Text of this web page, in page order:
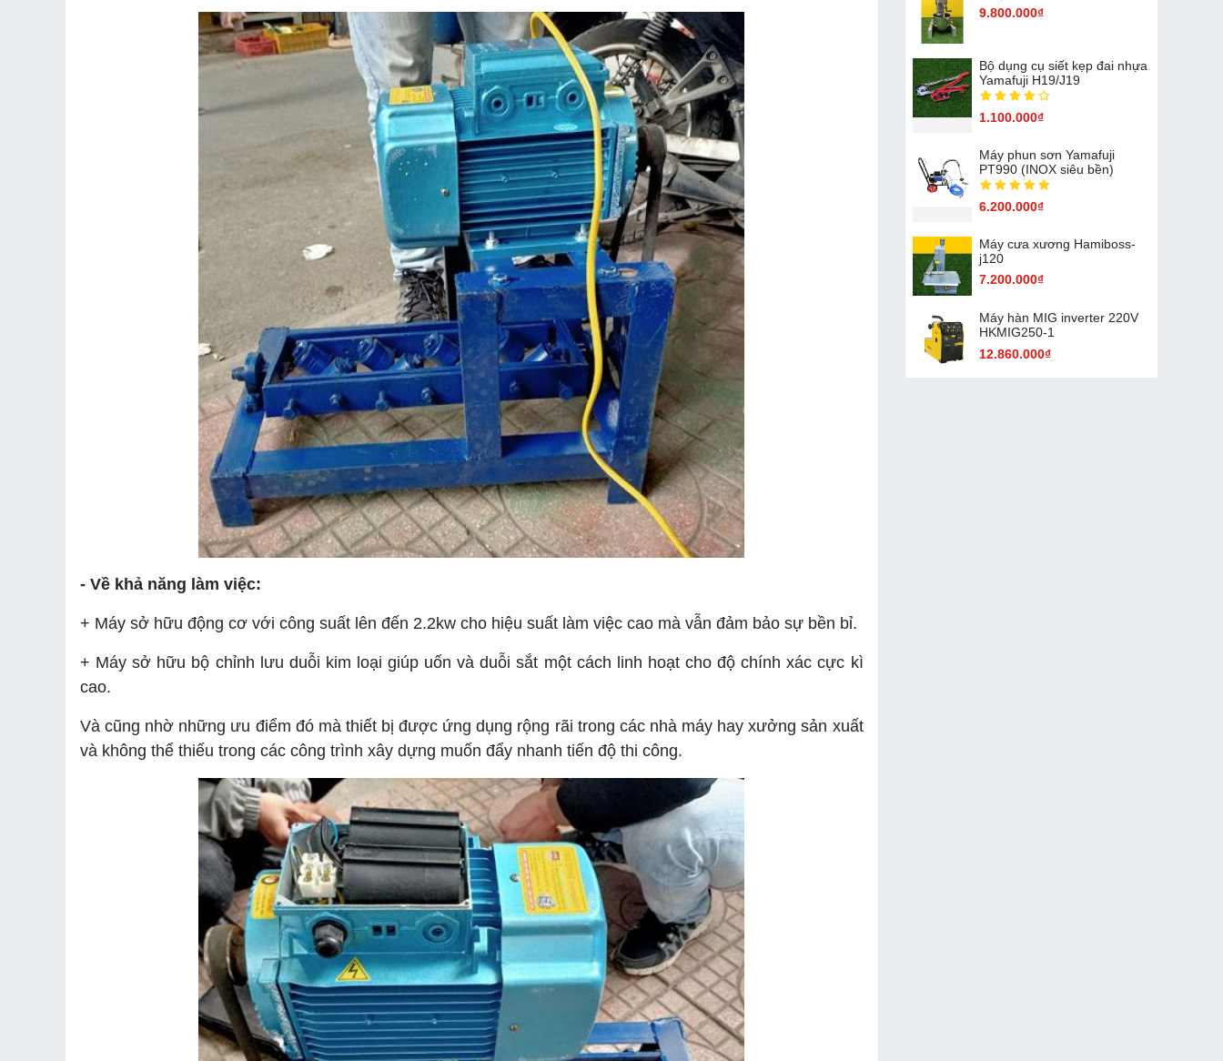
- Về khả năng làm việc:
+ Máy sở hữu động cơ với công suất lên đến 2.2kw cho hiệu suất làm việc cao mà vẫn đảm bảo sự bền bỉ.
+ Máy sở hữu bộ chỉnh lưu duỗi kim loại giúp uốn và duỗi sắt một cách linh hoạt cho độ chính xác cực kì
cao.
Và cũng nhờ những ưu điểm đó mà thiết bị được ứng dụng rộng rãi trong các nhà máy hay xưởng sản xuất
và không thể thiếu trong các công trình xây dựng muốn đẩy nhanh tiến độ thi công.
9.800.000₫
Bộ dụng cụ siết kẹp đai nhựa
Yamafuji H19/J19
1.100.000₫
Máy phun sơn Yamafuji
PT990 (INOX siêu bền)
6.200.000₫
Máy cưa xương Hamiboss-
j120
7.200.000₫
Máy hàn MIG inverter 220V
HKMIG250-1
12.860.000₫